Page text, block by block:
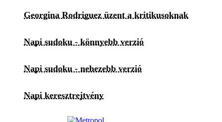
Georgina Rodriguez üzent a kritikusoknak
Napi sudoku - könnyebb verzió
Napi sudoku - nehezebb verzió
Napi keresztrejtvény